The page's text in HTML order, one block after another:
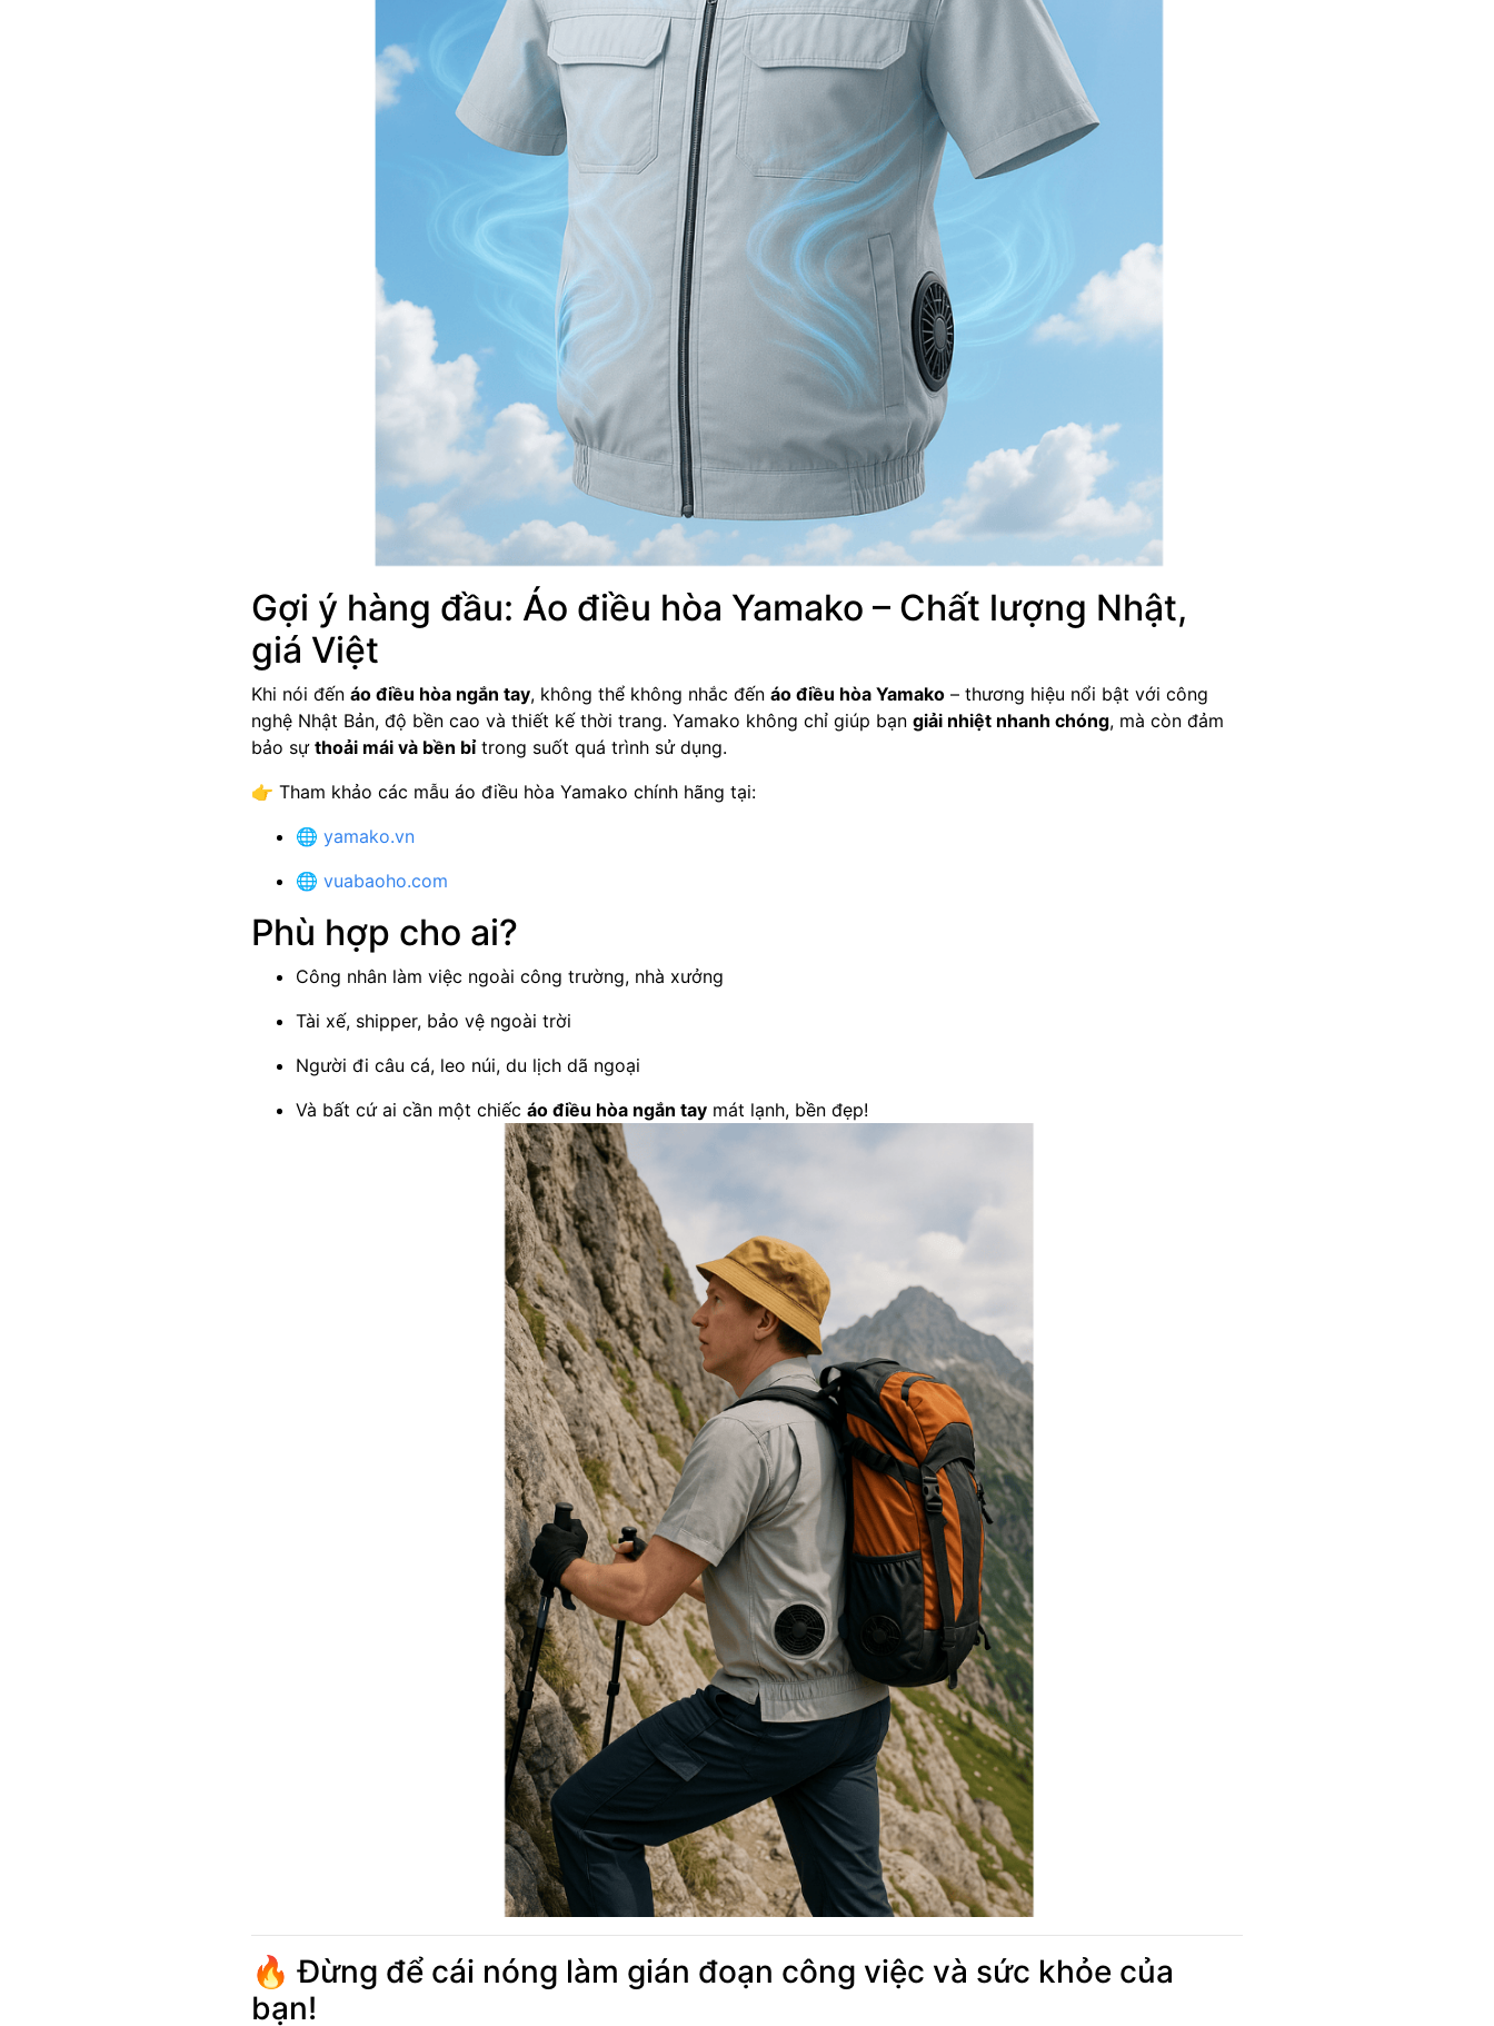
Gợi ý hàng đầu: Áo điều hòa Yamako – Chất lượng Nhật,
giá Việt
Khi nói đến áo điều hòa ngắn tay, không thể không nhắc đến áo điều hòa Yamako– thương hiệu nổi bật với công
nghệ Nhật Bản, độ bền cao và thiết kế thời trang. Yamako không chỉ giúp bạn giải nhiệt nhanh chóng, mà còn đảm
bảo sự thoải mái và bền bỉtrong suốt quá trình sử dụng.
👉 Tham khảo các mẫu áo điều hòa Yamako chính hãng tại:
🌐 yamako.vn
🌐 vuabaoho.com
Phù hợp cho ai?
Công nhân làm việc ngoài công trường, nhà xưởng
Tài xế, shipper, bảo vệ ngoài trời
Người đi câu cá, leo núi, du lịch dã ngoại
Và bất cứ ai cần một chiếc áo điều hòa ngắn taymát lạnh, bền đẹp!
🔥 Đừng để cái nóng làm gián đoạn công việc và sức khỏe của
bạn!